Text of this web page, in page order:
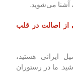
آشنا می‌شوید.
از اصالت در قلب
ایرانی هستید،
ما در رستوران